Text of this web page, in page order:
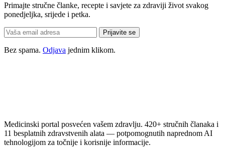
Primajte stručne članke, recepte i savjete za zdraviji život svakog
ponedjeljka, srijede i petka.
Prijavite se
Bez spama. Odjava jednim klikom.
Medicinski portal posvećen vašem zdravlju. 420+ stručnih članaka i
11 besplatnih zdravstvenih alata — potpomognutih naprednom AI
tehnologijom za točnije i korisnije informacije.